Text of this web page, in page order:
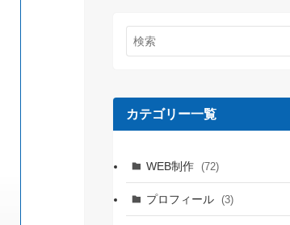
カテゴリー一覧
WEB制作 (72)
プロフィール (3)